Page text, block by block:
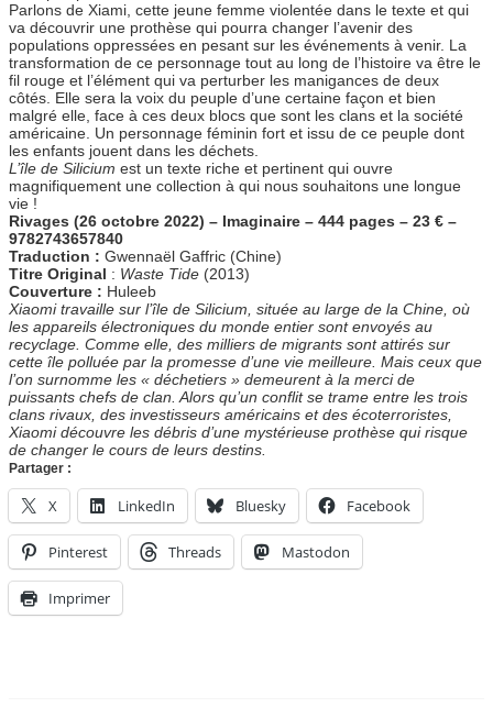
Parlons de Xiami, cette jeune femme violentée dans le texte et qui
va découvrir une prothèse qui pourra changer l’avenir des
populations oppressées en pesant sur les événements à venir. La
transformation de ce personnage tout au long de l’histoire va être le
fil rouge et l’élément qui va perturber les manigances de deux
côtés. Elle sera la voix du peuple d’une certaine façon et bien
malgré elle, face à ces deux blocs que sont les clans et la société
américaine. Un personnage féminin fort et issu de ce peuple dont
les enfants jouent dans les déchets.
L’île de Silicium est un texte riche et pertinent qui ouvre
magnifiquement une collection à qui nous souhaitons une longue
vie !
Rivages (26 octobre 2022) – Imaginaire – 444 pages – 23 € –
9782743657840
Traduction : Gwennaël Gaffric (Chine)
Titre Original : Waste Tide (2013)
Couverture : Huleeb
Xiaomi travaille sur l’île de Silicium, située au large de la Chine, où
les appareils électroniques du monde entier sont envoyés au
recyclage. Comme elle, des milliers de migrants sont attirés sur
cette île polluée par la promesse d’une vie meilleure. Mais ceux que
l’on surnomme les « déchetiers » demeurent à la merci de
puissants chefs de clan. Alors qu’un conflit se trame entre les trois
clans rivaux, des investisseurs américains et des écoterroristes,
Xiaomi découvre les débris d’une mystérieuse prothèse qui risque
de changer le cours de leurs destins.
Partager :
X LinkedIn Bluesky Facebook
Pinterest Threads Mastodon
Imprimer